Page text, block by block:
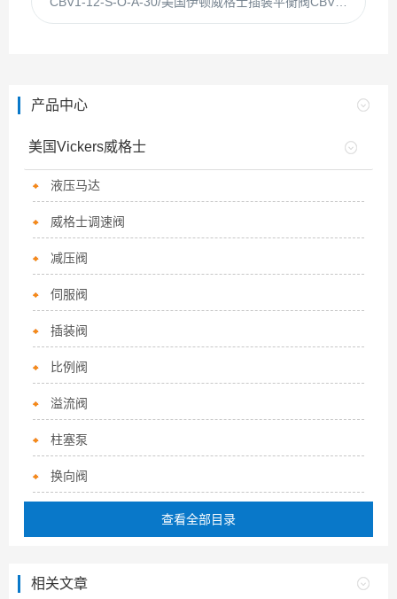
产品中心
美国Vickers威格士
液压马达
威格士调速阀
减压阀
伺服阀
插装阀
比例阀
溢流阀
柱塞泵
换向阀
查看全部目录
相关文章